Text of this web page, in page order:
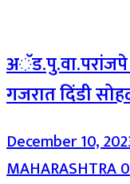
अॅड.पु.वा.परांजपे
गजरात दिंडी
December 10,
MAHARASHTRA0